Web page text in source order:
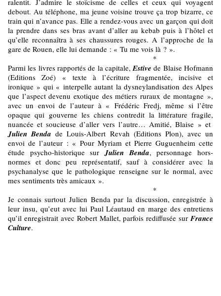
ralentit. J’admire le stoïcisme de celles et ceux qui voyagent
debout. Au téléphone, ma jeune voisine trouve ça trop bizarre, ce
train qui n’avance pas. Elle a rendez-vous avec un garçon qui doit
la prendre dans ses bras avant d’aller au kebab puis à l’hôtel et
qu’elle reconnaîtra à ses chaussures rouges. A l’approche de la
gare de Rouen, elle lui demande : « Tu me vois là ? ».
*
Parmi les livres rapportés de la capitale,Estive de Blaise Hofmann
(Editions Zoé) « texte à l’écriture fragmentée, incisive et
ironique » qui « interpelle autant la dysneylandisation des Alpes
que l’aspect devenu exotique des métiers ruraux de montagne »,
avec un envoi de l’auteur à « Frédéric Fredj, même si l’être
opaque qui gouverne les chiens contredit la littérature fragile,
nuancée et soucieuse d’aller vers l’autre… Amitié, Blaise » et
Julien Benda de Louis-Albert Revah (Editions Plon), avec un
envoi de l’auteur : « Pour Myriam et Pierre Guguenheim cette
étude psycho-historique surJulien Benda, personnage hors-
normes et donc peu représentatif, sauf à considérer avec la
psychanalyse que le pathologique renseigne sur le normal, avec
mes sentiments très amicaux ».
*
Je connais surtout Julien Benda par la discussion, enregistrée à
leur insu, qu’eut avec lui Paul Léautaud en marge des entretiens
qu’il enregistrait avec Robert Mallet, parfois rediffusée sur France
Culture.